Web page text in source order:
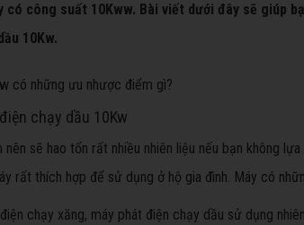
có công suất 10Kww. Bài viết dưới đây sẽ giúp
10Kw.
có những ưu nhược điểm gì?
chạy dầu 10Kw
sẽ hao tổn rất nhiều nhiên liệu nếu bạn không
rất thích hợp để sử dụng ở hộ gia đình. Máy có
chạy xăng, máy phát điện chạy dầu sử dụng